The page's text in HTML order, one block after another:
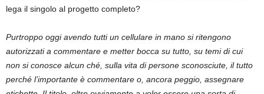
lega il singolo al progetto completo?
Purtroppo oggi avendo tutti un cellulare in mano si ritengono
autorizzati a commentare e metter bocca su tutto, su temi di cui
non si conosce alcun ché, sulla vita di persone sconosciute, il tutto
perché l’importante è commentare o, ancora peggio, assegnare